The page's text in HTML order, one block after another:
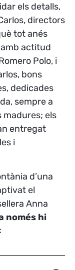
els detalls,
directors
tot anés
actitud
Polo, i
bons
dedicades
sempre a
madures; els
entregat
i
d’una
el
Anna
només hi